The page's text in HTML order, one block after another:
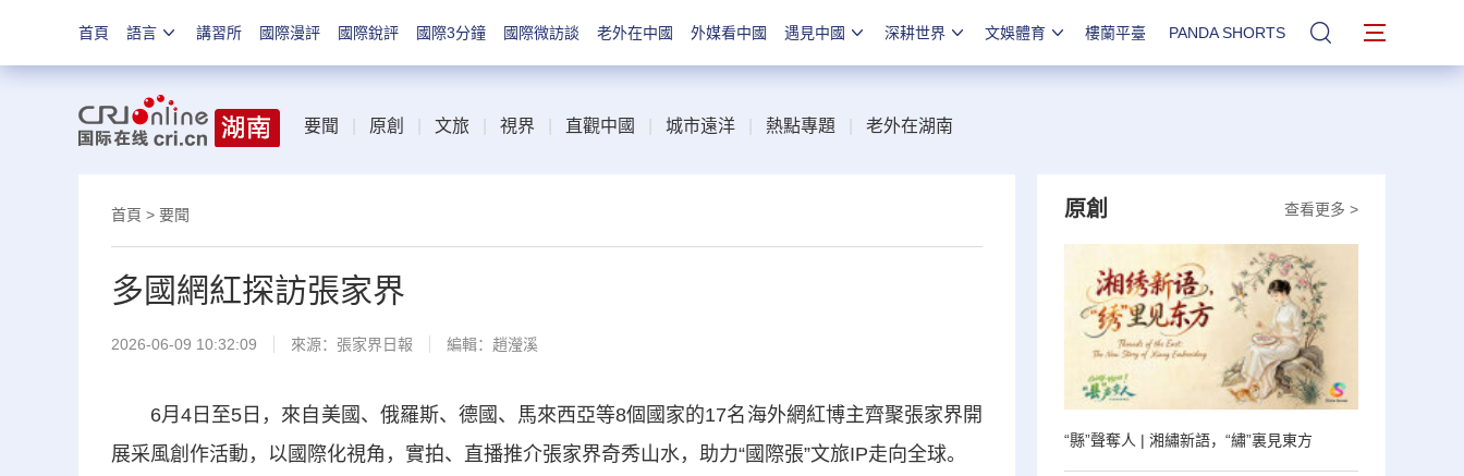
首頁 語言 講習所 國際漫評 國際銳評 國際3分鐘 國際微訪談 老外在中國 外媒看中國 遇見中國 深耕世界 文娛體育 樓蘭平臺 PANDA SHORTS 站內搜索
要聞 原創 文旅 視界 直觀中國 城市遠洋 熱點專題 老外在湖南
首頁 > 要聞
多國網紅探訪張家界
2026-06-09 10:32:09 來源： 張家界日報 編輯：趙瀅溪
6月4日至5日，來自美國、俄羅斯、德國、馬來西亞等8個國家的17名海外網紅博主齊聚張家界開
展采風創作活動，以國際化視角，實拍、直播推介張家界奇秀山水，助力“國際張”文旅IP走向全球。
查看更多 >
原創
“縣”聲奪人 | 湘繡新語，“繡”裏見東方